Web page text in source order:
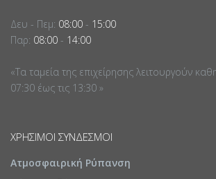
Δευ - Πεμ: 08:00 - 15:00
Παρ: 08:00 - 14:00
«Τα ταμεία της επιχείρησης λειτουργούν
07:30 έως τις 13:30 »
ΧΡΉΣΙΜΟΙ ΣΎΝΔΕΣΜΟΙ
Ατμοσφαιρική Ρύπανση